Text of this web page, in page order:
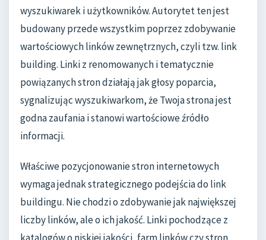
wyszukiwarek i użytkowników. Autorytet ten jest
budowany przede wszystkim poprzez zdobywanie
wartościowych linków zewnętrznych, czyli tzw. link
building. Linki z renomowanych i tematycznie
powiązanych stron działają jak głosy poparcia,
sygnalizując wyszukiwarkom, że Twoja strona jest
godna zaufania i stanowi wartościowe źródło
informacji.
Właściwe pozycjonowanie stron internetowych
wymaga jednak strategicznego podejścia do link
buildingu. Nie chodzi o zdobywanie jak największej
liczby linków, ale o ich jakość. Linki pochodzące z